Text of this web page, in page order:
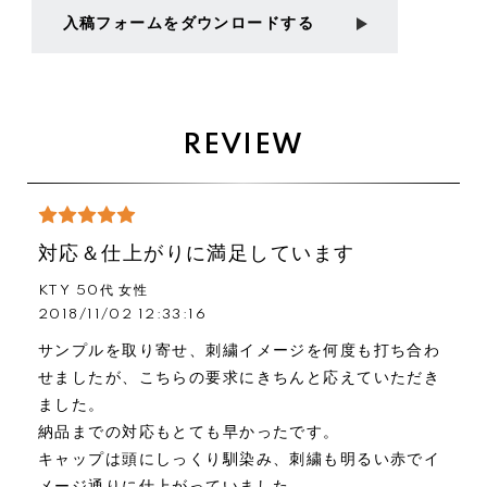
入稿フォームをダウンロードする
REVIEW
対応＆仕上がりに満足しています
KTY 50代 女性
2018/11/02 12:33:16
サンプルを取り寄せ、刺繍イメージを何度も打ち合わ
せましたが、こちらの要求にきちんと応えていただき
ました。
納品までの対応もとても早かったです。
キャップは頭にしっくり馴染み、刺繍も明るい赤でイ